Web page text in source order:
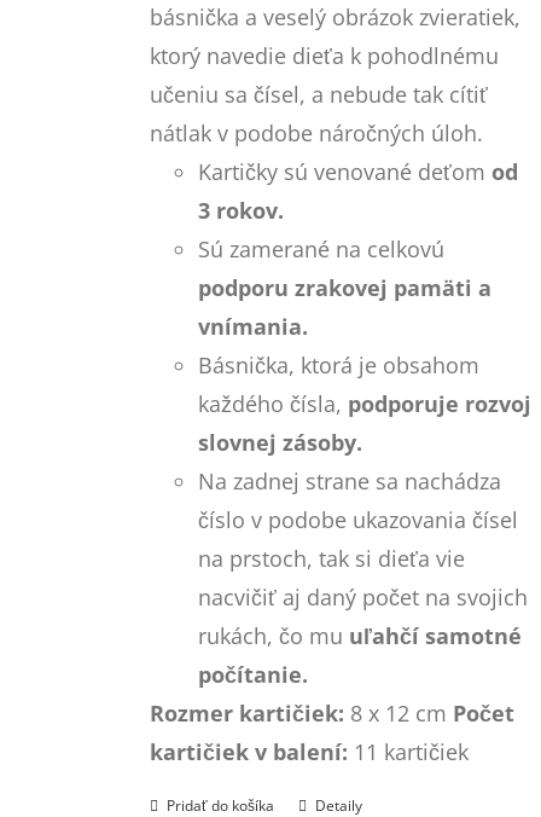
básnička a veselý obrázok zvieratiek,
ktorý navedie dieťa k pohodlnému
učeniu sa čísel, a nebude tak cítiť
nátlak v podobe náročných úloh.
Kartičky sú venované deťom od
3 rokov.
Sú zamerané na celkovú
podporu zrakovej pamäti a
vnímania.
Básnička, ktorá je obsahom
každého čísla, podporuje rozvoj
slovnej zásoby.
Na zadnej strane sa nachádza
číslo v podobe ukazovania čísel
na prstoch, tak si dieťa vie
nacvičiť aj daný počet na svojich
rukách, čo mu uľahčí samotné
počítanie.
Rozmer kartičiek: 8 x 12 cm Počet
kartičiek v balení: 11 kartičiek
Pridať do košíka Detaily